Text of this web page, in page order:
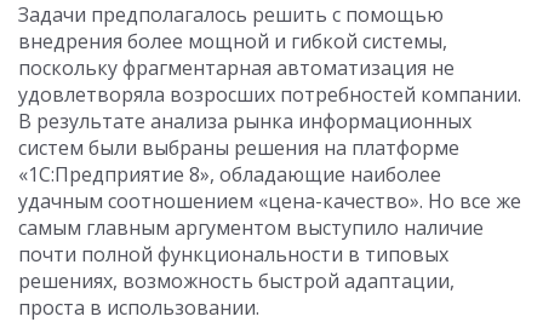
Задачи предполагалось решить с помощью
внедрения более мощной и гибкой системы,
поскольку фрагментарная автоматизация не
удовлетворяла возросших потребностей компании.
В результате анализа рынка информационных
систем были выбраны решения на платформе
«1С:Предприятие 8», обладающие наиболее
удачным соотношением «цена-качество». Но все же
самым главным аргументом выступило наличие
почти полной функциональности в типовых
решениях, возможность быстрой адаптации,
проста в использовании.